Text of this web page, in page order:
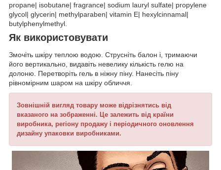
propane| isobutane| fragrance| sodium lauryl sulfate| propylene
glycol| glycerin| methylparaben| vitamin E| hexylcinnamal|
butylphenylmethyl.
Як використовувати
Змочіть шкіру теплою водою. Струсніть балон і, тримаючи
його вертикально, видавіть невелику кількість гелю на
долоню. Перетворіть гель в ніжну піну. Нанесіть піну
рівномірним шаром на шкіру обличчя.
Зовнішній вигляд товару може відрізнятись від
вказаного на зображенні. Це залежить від країни
виробника, регіону продажу і періодичного оновлення
дизайну упаковки виробниками.